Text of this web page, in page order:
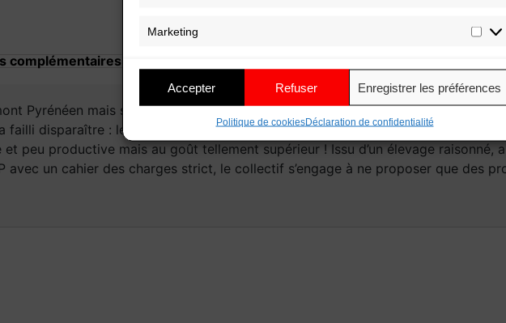
Marketing
Accepter Refuser Enregistrer les préférences
Politique de cookiesDéclaration de confidentialité
complémentaires
Pyrénéen mais surtout passionnés du bon goût, le collectif Padouen a
failli disparaître : le porc noir de Bigorre. Face à l’élevage intensif, les éleveurs
peu productive mais au goût tellement supérieur ! Issu d’un élevage raisonné,
avec un cahier des charges strict, le collectif s’engage à ne proposer que des